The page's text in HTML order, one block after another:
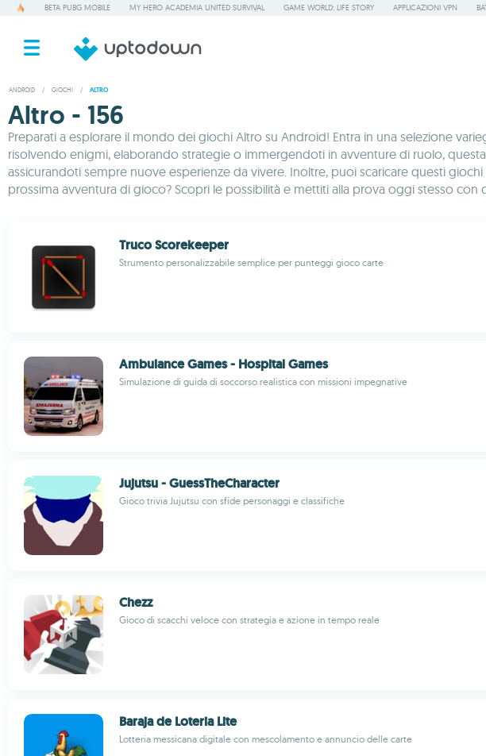
BETA PUBG MOBILE MY HERO ACADEMIA UNITED SURVIVAL GAME WORLD: LIFE STORY APPLICAZIONI VPN
ANDROID / GIOCHI / ALTRO
Altro - 156
Preparati a esplorare il mondo dei giochi Altro su Android! Entra in una selezione
risolvendo enigmi, elaborando strategie o immergendoti in avventure di ruolo,
assicurandoti sempre nuove esperienze da vivere. Inoltre, puoi scaricare questi
prossima avventura di gioco? Scopri le possibilità e mettiti alla prova oggi stesso con
Truco Scorekeeper
Strumento personalizzabile semplice per punteggi gioco carte
Ambulance Games - Hospital Games
Simulazione di guida di soccorso realistica con missioni impegnative
Jujutsu - GuessTheCharacter
Gioco trivia Jujutsu con sfide personaggi e classifiche
Chezz
Gioco di scacchi veloce con strategia e azione in tempo reale
Baraja de Loteria Lite
Lotteria messicana digitale con mescolamento e annuncio delle carte